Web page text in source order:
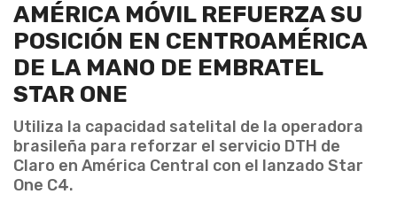
AMÉRICA MÓVIL REFUERZA SU
POSICIÓN EN CENTROAMÉRICA
DE LA MANO DE EMBRATEL
STAR ONE
Utiliza la capacidad satelital de la operadora
brasileña para reforzar el servicio DTH de
Claro en América Central con el lanzado Star
One C4.